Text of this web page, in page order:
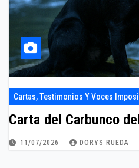
Cartas, Testimonios Y Voces
Carta del Carbunco
11/07/2026 DORYS RUEDA